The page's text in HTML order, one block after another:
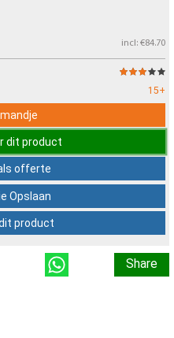
incl: €84.70
15+
dit product
offerte
Opslaan
product
Share